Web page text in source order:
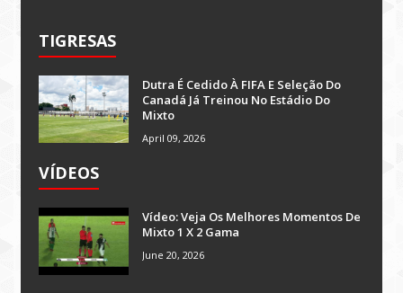
TIGRESAS
Dutra É Cedido À FIFA E Seleção Do
Canadá Já Treinou No Estádio Do
Mixto
April 09, 2026
VÍDEOS
Vídeo: Veja Os Melhores Momentos De
Mixto 1 X 2 Gama
June 20, 2026